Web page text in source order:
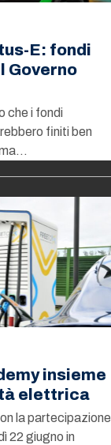
E: fondi
Governo
che i fondi
finiti ben
insieme
elettrica
la partecipazione
22 giugno in